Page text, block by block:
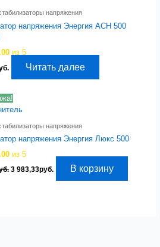
напряжения
напряжения Энергия АСН 500
из 5
Читать далее
напряжения
напряжения Энергия Люкс 500
из 5
Первоначальная
3 983,33руб. ТекущаяВ корзину